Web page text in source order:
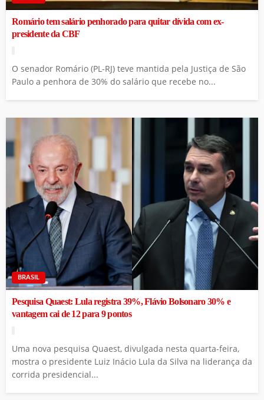
Romário tem salário penhorado para quitar dívida com ex-
presidente da CBF
O senador Romário (PL-RJ) teve mantida pela Justiça de São
Paulo a penhora de 30% do salário que recebe no...
BRASIL
Pesquisa Quaest: Lula registra 39%, Flávio Bolsonaro 30% e
vantagem cai de 12 para 9 pontos
Uma nova pesquisa Quaest, divulgada nesta quarta-feira,
mostra o presidente Luiz Inácio Lula da Silva na liderança da
corrida presidencial...